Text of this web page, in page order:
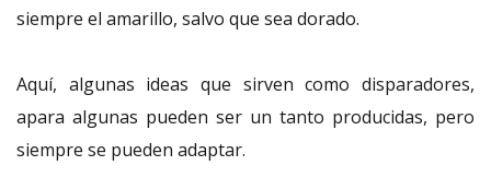
siempre el amarillo, salvo que sea dorado.
Aquí, algunas ideas que sirven como disparadores,
apara algunas pueden ser un tanto producidas, pero
siempre se pueden adaptar.